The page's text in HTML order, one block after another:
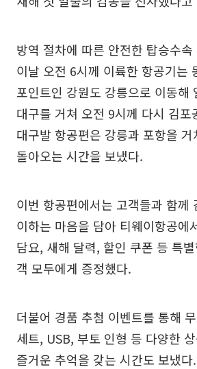
방역 절차에 따른 안전한 탑승수속
이날 오전 6시께 이륙한 항공기는
포인트인 강원도 강릉으로 이동해
대구를 거쳐 오전 9시께 다시 김포
대구발 항공편은 강릉과 포항을
돌아오는 시간을 보냈다.
이번 항공편에서는 고객들과 함께
이하는 마음을 담아 티웨이항공에
담요, 새해 달력, 할인 쿠폰 등 특
객 모두에게 증정했다.
더불어 경품 추첨 이벤트를 통해
세트, USB, 부토 인형 등 다양한
즐거운 추억을 갖는 시간도 보냈다.